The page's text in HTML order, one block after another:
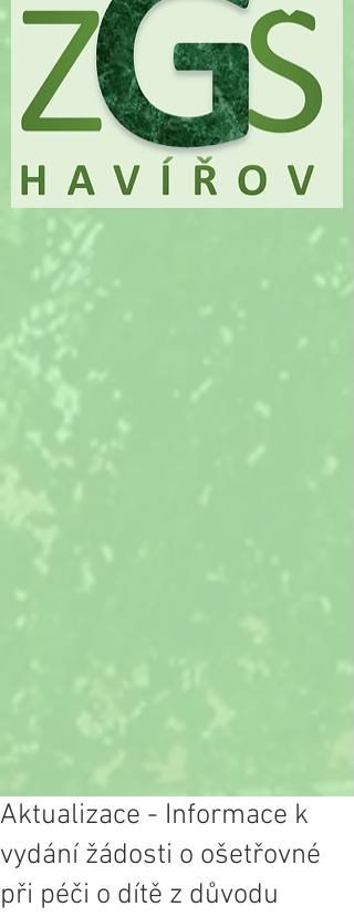
Aktualizace - Informace k
vydání žádosti o ošetřovné
při péči o dítě z důvodu